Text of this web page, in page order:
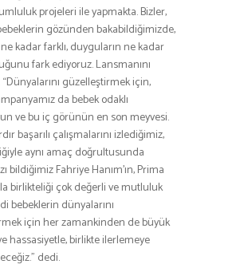
projeleri ile yapmakta. Bizler,
gözünden bakabildiğimizde,
kadar farklı, duyguların ne kadar
fark ediyoruz. Lansmanını
“Dünyalarını güzelleştirmek için,
da bebek odaklı
ve bu iç görünün en son meyvesi.
başarılı çalışmalarını izlediğimiz,
aynı amaç doğrultusunda
bildiğimiz Fahriye Hanım’ın, Prima
birlikteliği çok değerli ve mutluluk
bebeklerin dünyalarını
için her zamankinden de büyük
hassasiyetle, birlikte ilerlemeye
dedi.